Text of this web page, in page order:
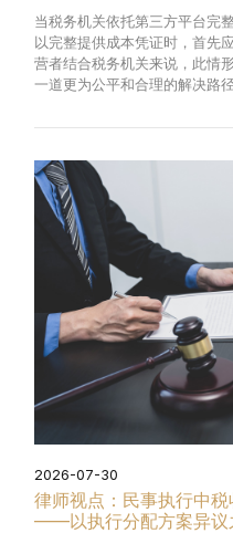
当税务机关依托第三方平台完
以完整提供成本凭证时，首先
营者结合税务机关来说，此情
一道更为公平和合理的解决路径
2026-07-30
律师视点：民事执行中
——以执行分配方案异议